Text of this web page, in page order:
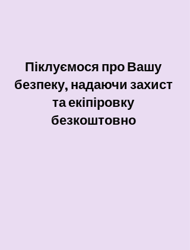
Піклуємося про Вашу
безпеку, надаючи захист
та екіпіровку
безкоштовно